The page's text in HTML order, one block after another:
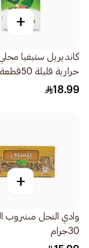
+
كانديريل ستيفيا
حرارية قليلة 50قطعة
18.99
+
وادي النحل مشروب
30جرام